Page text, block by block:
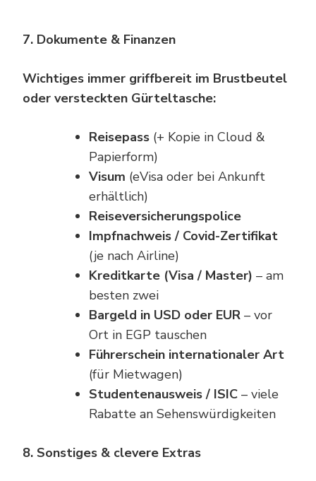
7. Dokumente & Finanzen
Wichtiges immer griffbereit im Brustbeutel
oder versteckten Gürteltasche:
Reisepass (+ Kopie in Cloud &
Papierform)
Visum (eVisa oder bei Ankunft
erhältlich)
Reiseversicherungspolice
Impfnachweis / Covid-Zertifikat
(je nach Airline)
Kreditkarte (Visa / Master) – am
besten zwei
Bargeld in USD oder EUR – vor
Ort in EGP tauschen
Führerschein internationaler Art
(für Mietwagen)
Studentenausweis / ISIC – viele
Rabatte an Sehenswürdigkeiten
8. Sonstiges & clevere Extras